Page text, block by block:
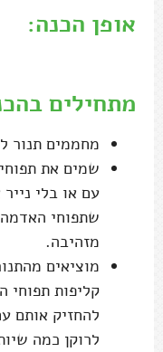
אופן הכנה:
מתחילים
מחממים תנור ל-200
שמים את
עם או בלי
שתפוחי האדמה
מזהיבה.
מוציאים
קליפות
להחזיק אותם
לרוקן כמה